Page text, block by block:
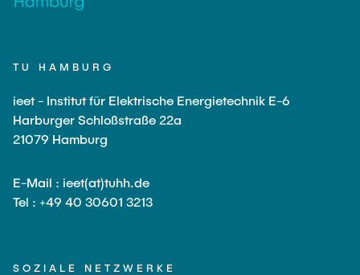
TU HAMBURG
ieet - Institut für Elektrische Energietechnik E-6
Harburger Schloßstraße 22a
21079 Hamburg
E-Mail : ieet(at)tuhh.de
Tel : +49 40 30601 3213
SOZIALE NETZWERKE